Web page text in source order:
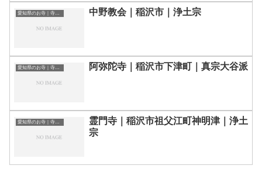
愛知県のお寺｜寺院一覧 中野教会｜稲沢市｜浄土宗
愛知県のお寺｜寺院一覧 阿弥陀寺｜稲沢市下津町｜真宗大谷派
愛知県のお寺｜寺院一覧
霊門寺｜稲沢市祖父江町神明津｜浄土
宗